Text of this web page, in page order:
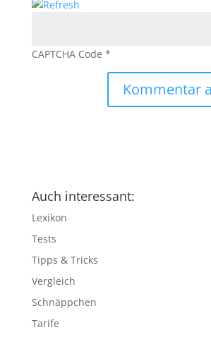
CAPTCHA Code *
Auch interessant:
Lexikon
Tests
Tipps & Tricks
Vergleich
Schnäppchen
Tarife